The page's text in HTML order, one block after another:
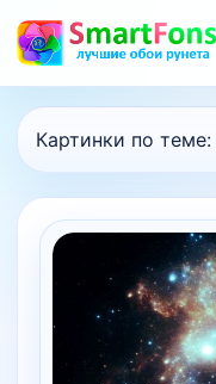
Картинки по теме: